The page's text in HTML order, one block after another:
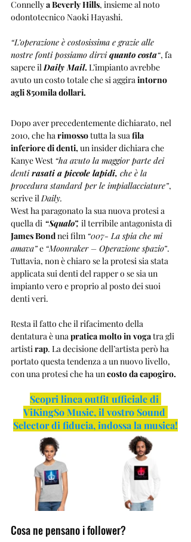
Connelly a Beverly Hills, insieme al noto
odontotecnico Naoki Hayashi.
“L’operazione è costosissima e grazie alle
nostre fonti possiamo dirvi quanto costa“, fa
sapere il Daily Mail. L’impianto avrebbe
avuto un costo totale che si aggira intorno
agli 850mila dollari.
Dopo aver precedentemente dichiarato, nel
2010, che ha rimosso tutta la sua fila
inferiore di denti, un insider dichiara che
Kanye West “ha avuto la maggior parte dei
denti rasati a piccole lapidi, che è la
procedura standard per le impiallacciature”,
scrive il Daily.
West ha paragonato la sua nuova protesi a
quella di “Squalo”, il terribile antagonista di
James Bond nei film “007- La spia che mi
amava” e “Moonraker – Operazione spazio”.
Tuttavia, non è chiaro se la protesi sia stata
applicata sui denti del rapper o se sia un
impianto vero e proprio al posto dei suoi
denti veri.
Resta il fatto che il rifacimento della
dentatura è una pratica molto in voga tra gli
artisti rap. La decisione dell’artista però ha
portato questa tendenza a un nuovo livello,
con una protesi che ha un costo da capogiro.
Scopri linea outfit ufficiale di
ViKingSo Music, il vostro Sound
Selector di fiducia, indossa la musica!
Cosa ne pensano i follower?